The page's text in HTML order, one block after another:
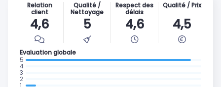
Evaluation globale
Relation
client
4,6
Qualité /
Nettoyage
5
Respect des
délais
4,6
Qualité / Prix
4,5